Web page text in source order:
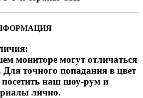
мониторе могут отличаться
точного попадания в цвет
посетить наш шоу-рум и
лично.